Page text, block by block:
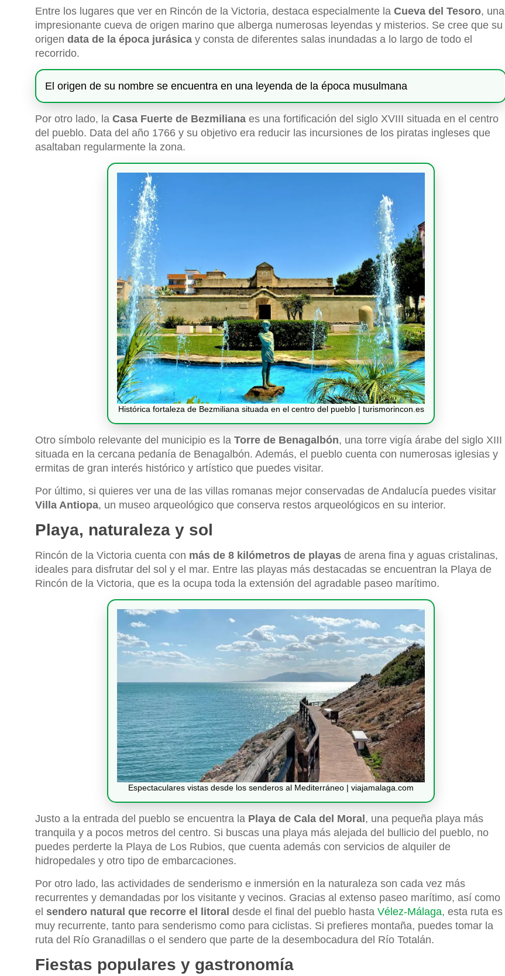
Entre los lugares que ver en Rincón de la Victoria, destaca especialmente la Cueva del Tesoro, una
impresionante cueva de origen marino que alberga numerosas leyendas y misterios. Se cree que su
origen data de la época jurásica y consta de diferentes salas inundadas a lo largo de todo el
recorrido.
El origen de su nombre se encuentra en una leyenda de la época musulmana
Por otro lado, la Casa Fuerte de Bezmiliana es una fortificación del siglo XVIII situada en el centro
del pueblo. Data del año 1766 y su objetivo era reducir las incursiones de los piratas ingleses que
asaltaban regularmente la zona.
Histórica fortaleza de Bezmiliana situada en el centro del pueblo | turismorincon.es
Otro símbolo relevante del municipio es la Torre de Benagalbón, una torre vigía árabe del siglo XIII
situada en la cercana pedanía de Benagalbón. Además, el pueblo cuenta con numerosas iglesias y
ermitas de gran interés histórico y artístico que puedes visitar.
Por último, si quieres ver una de las villas romanas mejor conservadas de Andalucía puedes visitar
Villa Antiopa, un museo arqueológico que conserva restos arqueológicos en su interior.
Playa, naturaleza y sol
Rincón de la Victoria cuenta con más de 8 kilómetros de playas de arena fina y aguas cristalinas,
ideales para disfrutar del sol y el mar. Entre las playas más destacadas se encuentran la Playa de
Rincón de la Victoria, que es la ocupa toda la extensión del agradable paseo marítimo.
Espectaculares vistas desde los senderos al Mediterráneo | viajamalaga.com
Justo a la entrada del pueblo se encuentra la Playa de Cala del Moral, una pequeña playa más
tranquila y a pocos metros del centro. Si buscas una playa más alejada del bullicio del pueblo, no
puedes perderte la Playa de Los Rubios, que cuenta además con servicios de alquiler de
hidropedales y otro tipo de embarcaciones.
Por otro lado, las actividades de senderismo e inmersión en la naturaleza son cada vez más
recurrentes y demandadas por los visitante y vecinos. Gracias al extenso paseo marítimo, así como
el sendero natural que recorre el litoral desde el final del pueblo hasta Vélez-Málaga, esta ruta es
muy recurrente, tanto para senderismo como para ciclistas. Si prefieres montaña, puedes tomar la
ruta del Río Granadillas o el sendero que parte de la desembocadura del Río Totalán.
Fiestas populares y gastronomía